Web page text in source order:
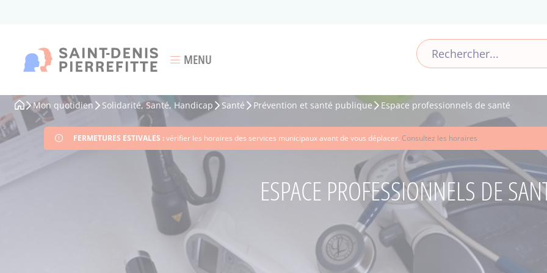
Ouvrir le menu
MENU
FERMETURES ESTIVALES :vérifier les horaires des services municipaux avant de vous déplacer. Consultez les horaires
Fil
d'Ariane
Mon quotidien Solidarité, Santé, Handicap Santé Prévention et santé publique Espace professionnels de santé
ESPACE PROFESSIONNELS DE